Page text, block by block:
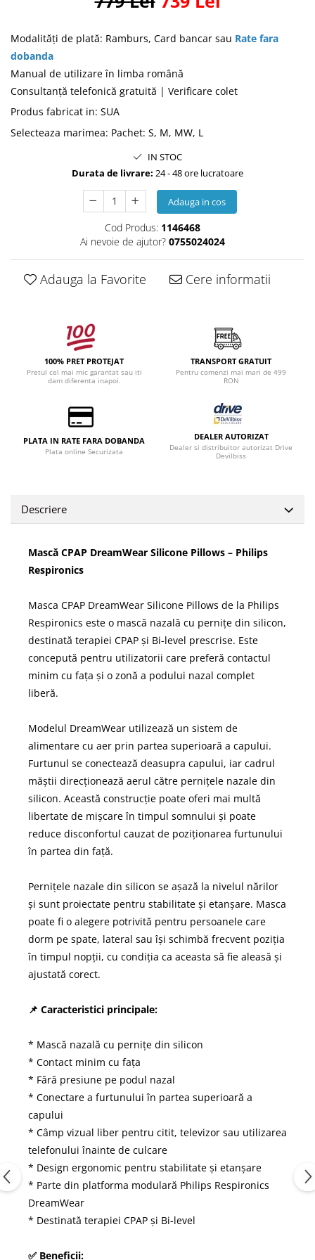
Modalităţi de plată: Ramburs, Card bancar sau Rate fara
dobanda
Manual de utilizare în limba română
Consultanţă telefonică gratuită | Verificare colet
Produs fabricat in: SUA
Selecteaza marimea: Pachet: S, M, MW, L
IN STOC
Durata de livrare: 24 - 48 ore lucratoare
Adauga in cos
Cod Produs: 1146468
Ai nevoie de ajutor? 0755024024
Adauga la Favorite Cere informatii
100% PRET PROTEJAT
Pretul cel mai mic garantat sau iti
dam diferenta inapoi.
TRANSPORT GRATUIT
Pentru comenzi mai mari de 499
RON
PLATA IN RATE FARA DOBANDA
Plata online Securizata
DEALER AUTORIZAT
Dealer si distribuitor autorizat Drive
Devilbiss
Descriere
Mască CPAP DreamWear Silicone Pillows – Philips
Respironics
Masca CPAP DreamWear Silicone Pillows de la Philips
Respironics este o mască nazală cu pernițe din silicon,
destinată terapiei CPAP și Bi-level prescrise. Este
concepută pentru utilizatorii care preferă contactul
minim cu fața și o zonă a podului nazal complet
liberă.
Modelul DreamWear utilizează un sistem de
alimentare cu aer prin partea superioară a capului.
Furtunul se conectează deasupra capului, iar cadrul
măștii direcționează aerul către pernițele nazale din
silicon. Această construcție poate oferi mai multă
libertate de mișcare în timpul somnului și poate
reduce disconfortul cauzat de poziționarea furtunului
în partea din față.
Pernițele nazale din silicon se așază la nivelul nărilor
și sunt proiectate pentru stabilitate și etanșare. Masca
poate fi o alegere potrivită pentru persoanele care
dorm pe spate, lateral sau își schimbă frecvent poziția
în timpul nopții, cu condiția ca aceasta să fie aleasă și
ajustată corect.
📌 Caracteristici principale:
* Mască nazală cu pernițe din silicon
* Contact minim cu fața
* Fără presiune pe podul nazal
* Conectare a furtunului în partea superioară a
capului
* Câmp vizual liber pentru citit, televizor sau utilizarea
telefonului înainte de culcare
* Design ergonomic pentru stabilitate și etanșare
* Parte din platforma modulară Philips Respironics
DreamWear
* Destinată terapiei CPAP și Bi-level
✅ Beneficii: